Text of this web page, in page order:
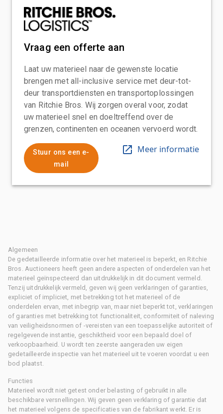
Vraag een offerte aan
Laat uw materieel naar de gewenste locatie
brengen met all-inclusive service met deur-tot-
deur transportdiensten en transportoplossingen
van Ritchie Bros. Wij zorgen overal voor, zodat
uw materieel snel en doeltreffend over de
grenzen, continenten en oceanen vervoerd wordt.
Stuur ons een e-
mail
Meer informatie
Algemeen
De gedetailleerde informatie over het materieel is beperkt, en Ritchie
Bros. Auctioneers heeft geen andere aspecten of onderdelen van het
materieel geïnspecteerd dan uitdrukkelijk in dit document vermeld.
Tenzij uitdrukkelijk vermeld, geven wij geen verklaringen of garanties,
expliciet of impliciet, met betrekking tot het materieel of de
onderdelen ervan, met inbegrip van, maar niet beperkt tot, verklaringen
of garanties met betrekking tot functionaliteit, conformiteit of naleving
van veiligheidsnormen of -vereisten van een toepasselijke autoriteit of
regelgevende instantie, geschiktheid voor een bepaald doel of
verkoopbaarheid. U wordt ten zeerste aangeraden uw eigen
gedetailleerde inspectie van het materieel uit te voeren voordat u een
bod plaatst.
Functies
Materieel wordt niet getest onder belasting of gebruikt in alle
beschikbare versnellingen. Wij geven geen verklaring of garantie dat
het materieel volgens de specificaties van de fabrikant werkt. Er is